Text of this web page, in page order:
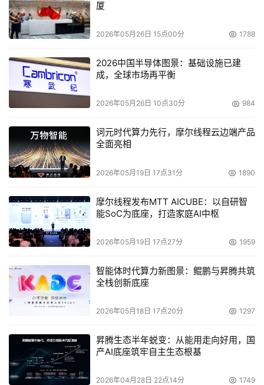
厦
2026年05月26日 15点00分 1788
2026中国半导体图景：基础设施已建
成，全球市场再平衡
2026年05月26日 10点30分 984
词元时代算力先行，摩尔线程云边端产品
全面亮相
2026年05月19日 17点31分 1890
摩尔线程发布MTT AICUBE：以自研智
能SoC为底座，打造家庭AI中枢
2026年05月19日 17点27分 1959
智能体时代算力新图景：鲲鹏与昇腾共筑
全栈创新底座
2026年05月18日 17点20分 1297
昇腾生态半年蜕变：从能用走向好用，国
产AI底座筑牢自主生态根基
2026年04月28日 22点14分 1749